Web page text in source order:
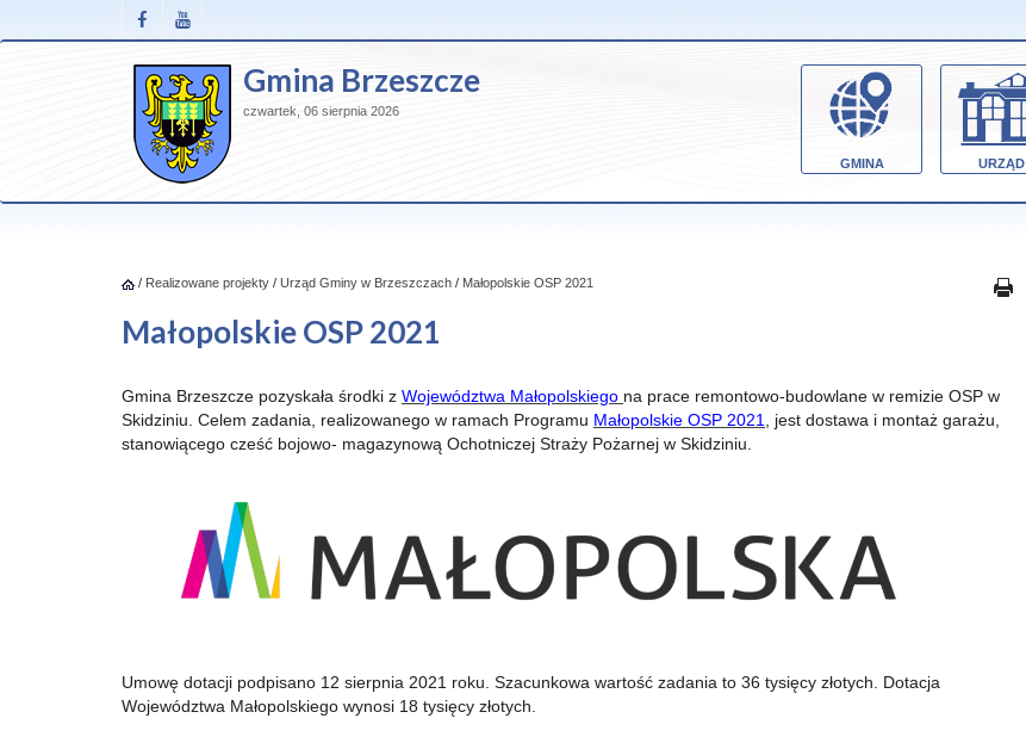
Gmina Brzeszcze
czwartek, 06 sierpnia 2026
GMINA URZĄD
/ Realizowane projekty / Urząd Gminy w Brzeszczach / Małopolskie OSP 2021
Małopolskie OSP 2021
Gmina Brzeszcze pozyskała środki z Województwa Małopolskiego na prace remontowo-budowlane w remizie OSP w
Skidziniu. Celem zadania, realizowanego w ramach Programu Małopolskie OSP 2021
, jest dostawa i montaż garażu,
stanowiącego cześć bojowo- magazynową Ochotniczej Straży Pożarnej w Skidziniu.
Umowę dotacji podpisano 12 sierpnia 2021 roku. Szacunkowa wartość zadania to 36 tysięcy złotych. Dotacja
Województwa Małopolskiego wynosi 18 tysięcy złotych.